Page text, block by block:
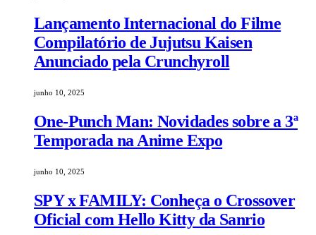
Lançamento Internacional do Filme
Compilatório de Jujutsu Kaisen
Anunciado pela Crunchyroll
junho 10, 2025
One-Punch Man: Novidades sobre a 3ª
Temporada na Anime Expo
junho 10, 2025
SPY x FAMILY: Conheça o Crossover
Oficial com Hello Kitty da Sanrio